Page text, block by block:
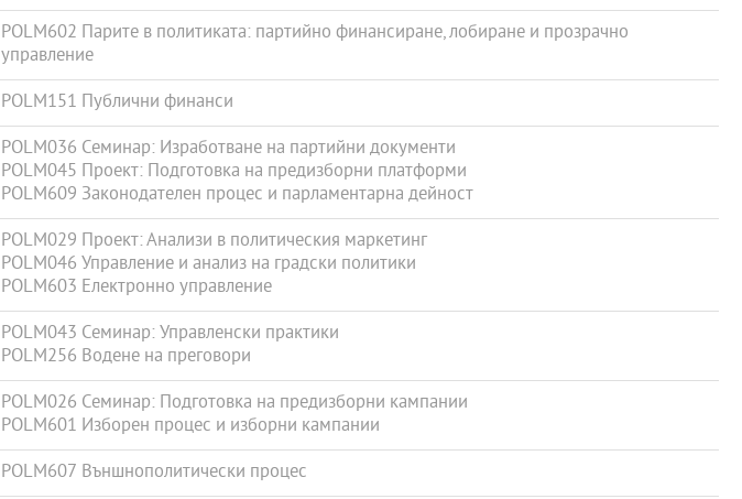
POLM602 Парите в политиката: партийно финансиране, лобиране и прозрачно
управление
POLM151 Публични финанси
POLM036 Семинар: Изработване на партийни документи
POLM045 Проект: Подготовка на предизборни платформи
POLM609 Законодателен процес и парламентарна дейност
POLM029 Проект: Анализи в политическия маркетинг
POLM046 Управление и анализ на градски политики
POLM603 Електронно управление
POLM043 Семинар: Управленски практики
POLM256 Водене на преговори
POLM026 Семинар: Подготовка на предизборни кампании
POLM601 Изборен процес и изборни кампании
POLM607 Външнополитически процес